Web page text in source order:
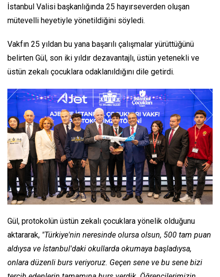
İstanbul Valisi başkanlığında 25 hayırseverden oluşan
mütevelli heyetiyle yönetildiğini söyledi.
Vakfın 25 yıldan bu yana başarılı çalışmalar yürüttüğünü
belirten Gül, son iki yıldır dezavantajlı, üstün yetenekli ve
üstün zekalı çocuklara odaklanıldığını dile getirdi.
Gül, protokolün üstün zekalı çocuklara yönelik olduğunu
aktararak, "Türkiye'nin neresinde olursa olsun, 500 tam puan
aldıysa ve İstanbul'daki okullarda okumaya başladıysa,
onlara düzenli burs veriyoruz. Geçen sene ve bu sene bizi